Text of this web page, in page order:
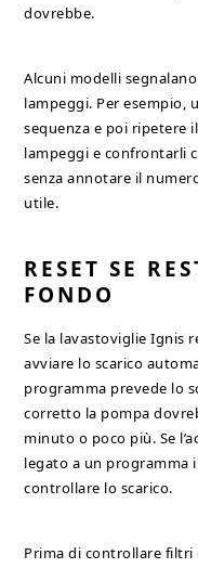
dovrebbe.
Alcuni modelli
lampeggi. Per esempio,
sequenza e poi ripetere
lampeggi e confrontarli
senza annotare il
utile.
RESET SE
FONDO
Se la lavastoviglie Ignis
avviare lo scarico
programma prevede lo
corretto la pompa
minuto o poco più. Se
legato a un programma
controllare lo scarico.
Prima di controllare filtri